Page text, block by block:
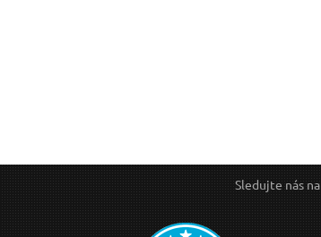
Sledujte nás na